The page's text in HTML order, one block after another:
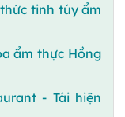
tinh túy ẩm
ẩm thực Hồng
- Tái hiện